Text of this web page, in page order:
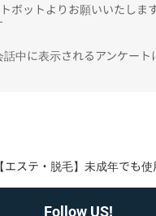
ボットよりお願いいたします
中に表示されるアンケー
【エステ・脱毛】未成年でも
Follow US!